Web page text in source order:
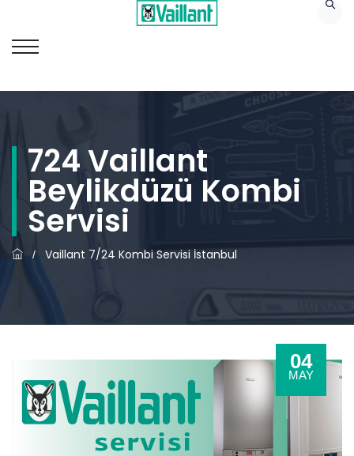
724 Vaillant
Beylikdüzü Kombi
Servisi
/ Vaillant 7/24 Kombi Servisi İstanbul
04
MAY